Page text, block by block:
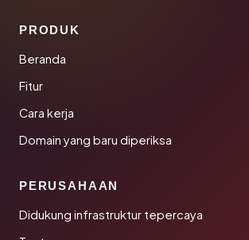
PRODUK
Beranda
Fitur
Cara kerja
Domain yang baru diperiksa
PERUSAHAAN
Didukung infrastruktur tepercaya